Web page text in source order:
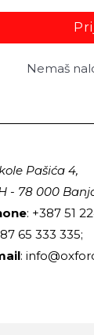
Nemaš
Pašića 4,
- 78 000
: +387 51
65 333 335;
: